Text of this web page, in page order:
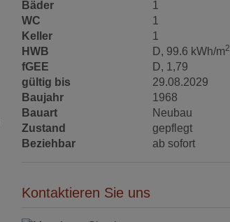
Bäder
1
WC
1
Keller
1
HWB
D, 99.6 kWh/m2
fGEE
D, 1,79
gültig bis
29.08.2029
Baujahr
1968
Bauart
Neubau
Zustand
gepflegt
Beziehbar
ab sofort
Kontaktieren Sie uns